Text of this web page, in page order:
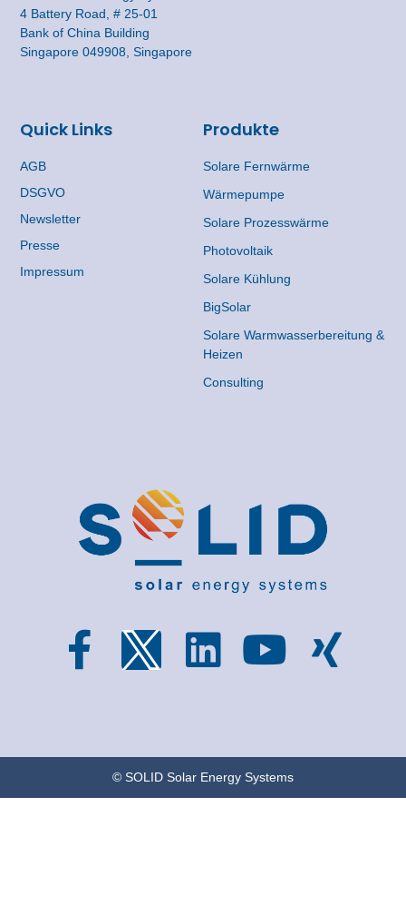
Produkte
Solare Fernwärme
Wärmepumpe
Solare Prozesswärme
Photovoltaik
Solare Kühlung
BigSolar
Solare Warmwasserbereitung &
Heizen
Consulting
Quick Links
AGB
DSGVO
Newsletter
Presse
Impressum
4 Battery Road, # 25-01
Bank of China Building
Singapore 049908, Singapore
© SOLID Solar Energy Systems